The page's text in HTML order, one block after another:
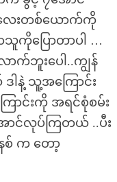
လေးတစ်ယောက်ကို
ကိုပြောတာပါ …
က်ဘူးပေါ..ကျွန်
ါနဲ့ သူ့အကြောင်း
င်းကို အရင်စုံစမ်း
င်လုပ်ကြတယ် ..ပီး
စ် က တော့